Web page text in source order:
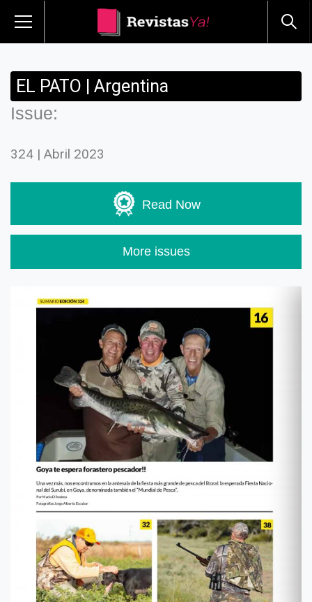
EL PATO | Argentina
Issue:
324 | Abril 2023
Read Now
More issues